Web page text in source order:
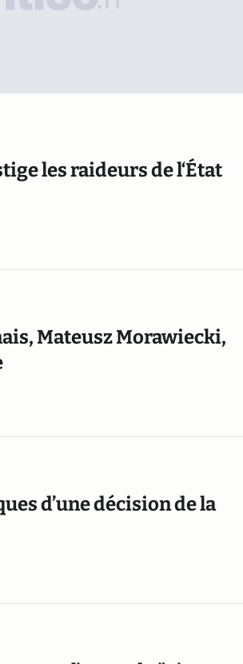
les raideurs de l‘État
Mateusz Morawiecki,
d’une décision de la